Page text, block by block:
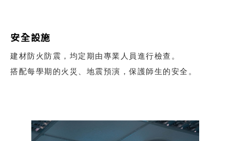
安全設施
建材防火防震，均定期由專業人員進行檢查。
搭配每學期的火災、地震預演，保護師生的安全。